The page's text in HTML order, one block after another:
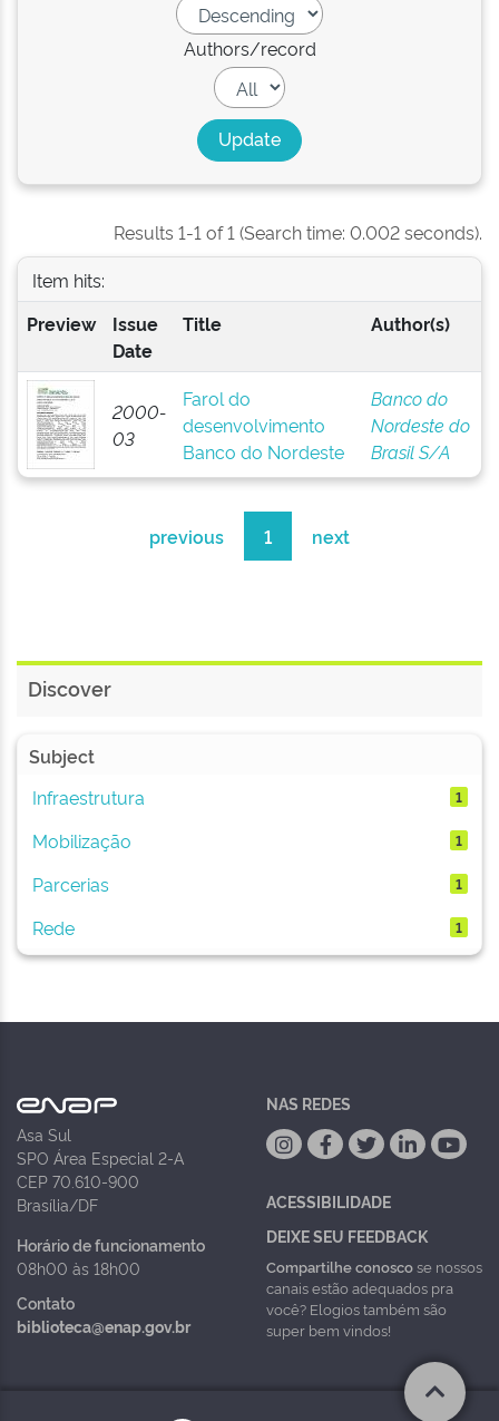
Authors/record
Results 1-1 of 1 (Search time: 0.002 seconds).
Item hits:
Preview
Issue
Date
Title Author(s)
2000-
03
Farol do
desenvolvimento
Banco do Nordeste
Banco do
Nordeste do
Brasil S/A
previous 1 next
Discover
Subject
Infraestrutura
1
Mobilização 1
Parcerias 1
Rede 1
Asa Sul
SPO Área Especial 2-A
CEP 70.610-900
Brasília/DF
Horário de funcionamento
08h00 às 18h00
Contato
biblioteca@enap.gov.br
NAS REDES
ACESSIBILIDADE
DEIXE SEU FEEDBACK
Compartilhe conoscose nossos
canais estão adequados pra
você? Elogios também são
super bem vindos!